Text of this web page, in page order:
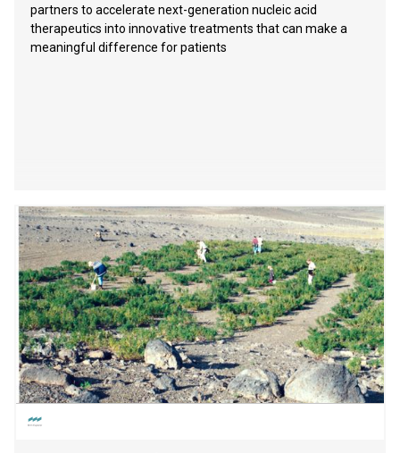
partners to accelerate next-generation nucleic acid
therapeutics into innovative treatments that can make a
meaningful difference for patients